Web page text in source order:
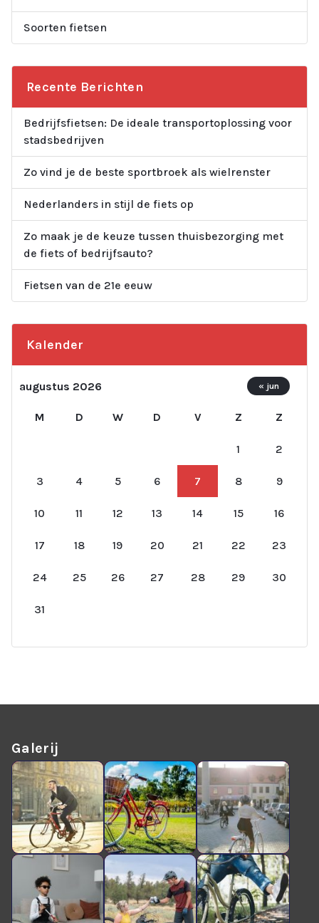
Soorten fietsen
Recente Berichten
Bedrijfsfietsen: De ideale transportoplossing voor
stadsbedrijven
Zo vind je de beste sportbroek als wielrenster
Nederlanders in stijl de fiets op
Zo maak je de keuze tussen thuisbezorging met
de fiets of bedrijfsauto?
Fietsen van de 21e eeuw
Kalender
augustus 2026
M D W D V Z Z
1 2
3 4 5 6 7 8 9
10 11 12 13 14 15 16
17 18 19 20 21 22 23
24 25 26 27 28 29 30
31
« jun
Galerij